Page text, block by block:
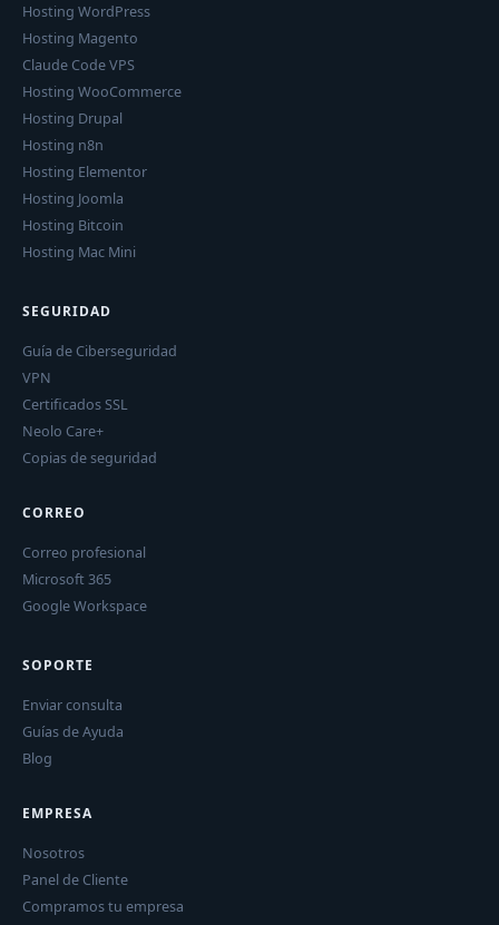
Hosting WordPress
Hosting Magento
Claude Code VPS
Hosting WooCommerce
Hosting Drupal
Hosting n8n
Hosting Elementor
Hosting Joomla
Hosting Bitcoin
Hosting Mac Mini
SEGURIDAD
Guía de Ciberseguridad
VPN
Certificados SSL
Neolo Care+
Copias de seguridad
CORREO
Correo profesional
Microsoft 365
Google Workspace
SOPORTE
Enviar consulta
Guías de Ayuda
Blog
EMPRESA
Nosotros
Panel de Cliente
Compramos tu empresa